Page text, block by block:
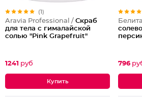
(1)
Aravia Professional / Скраб
для тела с гималайской
солью "Pink Grapefruit"
1241 руб 796